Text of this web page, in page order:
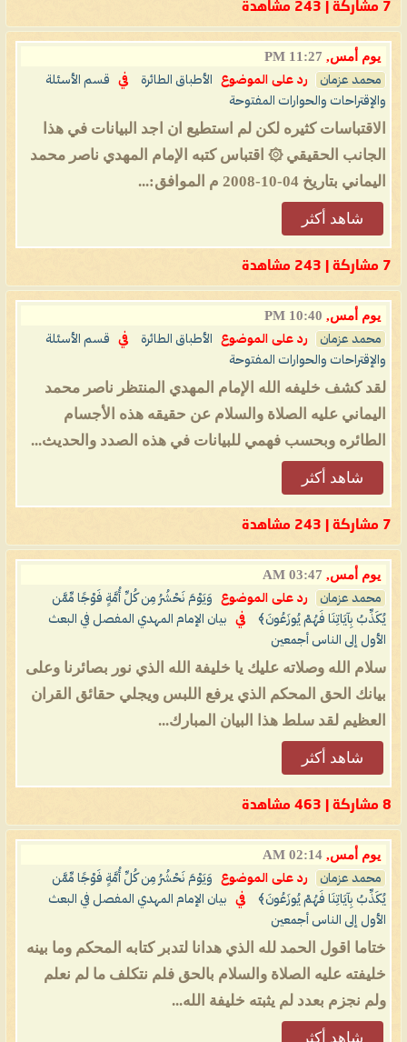
7 مشاركة | 243 مشاهدة
يوم أمس, 11:27 PM
محمد عزمان رد على الموضوع الأطباق الطائرة في
قسم الأسئلة
والإقتراحات والحوارات المفتوحة
الاقتباسات كثيره لكن لم استطيع ان اجد البيانات في هذا
الجانب الحقيقي ۞ اقتباس كتبه الإمام المهدي ناصر محمد
اليماني بتاريخ 04-10-2008 م الموافق:...
شاهد أكثر
7 مشاركة | 243 مشاهدة
يوم أمس, 10:40 PM
محمد عزمان رد على الموضوع الأطباق الطائرة في
قسم الأسئلة
والإقتراحات والحوارات المفتوحة
لقد كشف خليفه الله الإمام المهدي المنتظر ناصر محمد
اليماني عليه الصلاة والسلام عن حقيقه هذه الأجسام
الطائره وبحسب فهمي للبيانات في هذه الصدد والحديث...
شاهد أكثر
7 مشاركة | 243 مشاهدة
يوم أمس, 03:47 AM
محمد عزمان رد على الموضوع
وَيَوْمَ نَحْشُرُ مِن كُلِّ أُمَّةٍ فَوْجًا مِّمَّن
يُكَذِّبُ بِآيَاتِنَا فَهُمْ يُوزَعُونَ﴾
في
بيان الإمام المهدي المفصل في البعث
الأول إلى الناس أجمعين
سلام الله وصلاته عليك يا خليفة الله الذي نور بصائرنا وعلى
بيانك الحق المحكم الذي يرفع اللبس ويجلي حقائق القران
العظيم لقد سلط هذا البيان المبارك...
شاهد أكثر
8 مشاركة | 463 مشاهدة
يوم أمس, 02:14 AM
محمد عزمان رد على الموضوع
وَيَوْمَ نَحْشُرُ مِن كُلِّ أُمَّةٍ فَوْجًا مِّمَّن
يُكَذِّبُ بِآيَاتِنَا فَهُمْ يُوزَعُونَ﴾
في
بيان الإمام المهدي المفصل في البعث
الأول إلى الناس أجمعين
ختاما اقول الحمد لله الذي هدانا لتدبر كتابه المحكم وما بينه
خليفته عليه الصلاة والسلام بالحق فلم نتكلف ما لم نعلم
ولم نجزم بعدد لم يثبته خليفة الله...
شاهد أكثر